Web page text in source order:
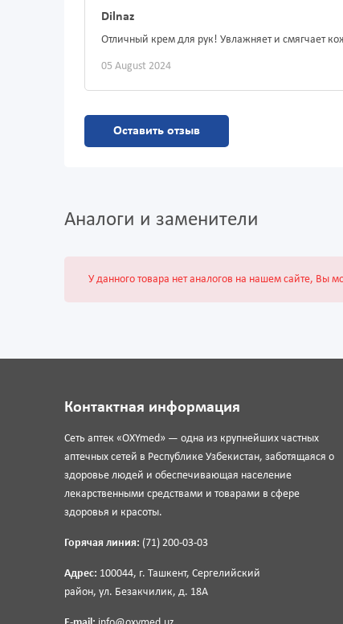
Dilnaz
Отличный крем для рук! Увлажняет и смягчает
05 August 2024
Оставить отзыв
Аналоги и заменители
У данного товара нет аналогов на нашем сайте, Вы
Контактная информация
Сеть аптек «OXYmed» — одна из крупнейших частных
аптечных сетей в Республике Узбекистан, заботящаяся о
здоровье людей и обеспечивающая население
лекарственными средствами и товарами в сфере
здоровья и красоты.
Горячая линия: (71) 200-03-03
Адрес: 100044, г. Ташкент, Сергелийский
район, ул. Безакчилик, д. 18А